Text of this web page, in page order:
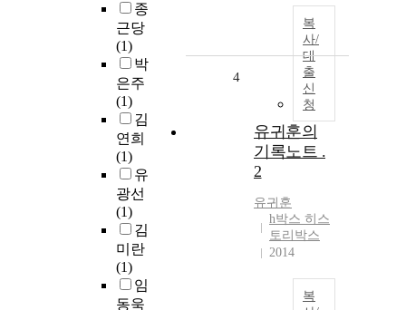
종
근당
(1)
박
은주
(1)
김
연희
(1)
유
광선
(1)
김
미란
(1)
임
동욱
복
사/
대
출
신
청
4
유귀훈의
기록노트 .
2
유귀훈
h박스 히스
토리박스
2014
복